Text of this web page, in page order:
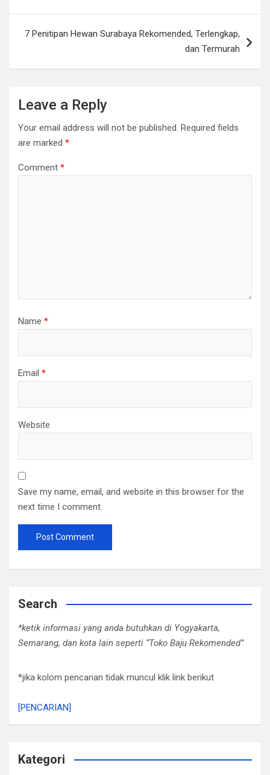
7 Penitipan Hewan Surabaya Rekomended, Terlengkap,
dan Termurah
Leave a Reply
Your email address will not be published. Required fields
are marked *
Comment *
Name *
Email *
Website
Save my name, email, and website in this browser for the
next time I comment.
Search
*ketik informasi yang anda butuhkan di Yogyakarta,
Semarang, dan kota lain seperti “Toko Baju Rekomended”
*jika kolom pencarian tidak muncul klik link berikut
[PENCARIAN]
Kategori